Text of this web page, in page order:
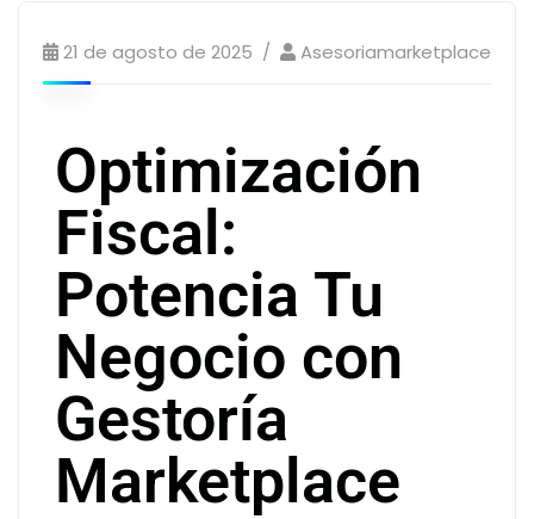
21 de agosto de 2025 Asesoriamarketplace
Optimización
Fiscal:
Potencia Tu
Negocio con
Gestoría
Marketplace